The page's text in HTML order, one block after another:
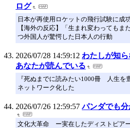
ログ
日本が再使用ロケットの飛行試験に
【海外の反応】「生まれ変わってもま
つ外国人が驚愕した日本人の行動
2026/07/28 14:59:12 わたしが知
あなたが読んでいる
『死ぬまでに読みたい1000冊 人生を
ネットワーク化した
2026/07/26 12:59:57 パンダでも
文化大革命 ー実在したディストピア